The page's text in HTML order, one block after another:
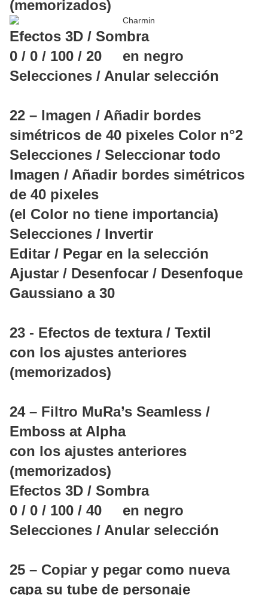
(memorizados)
Efectos 3D / Sombra
0 / 0 / 100 / 20 en negro
Selecciones / Anular selección
22 – Imagen / Añadir bordes
simétricos de 40 pixeles Color n°2
Selecciones / Seleccionar todo
Imagen / Añadir bordes simétricos
de 40 pixeles
(el Color no tiene importancia)
Selecciones / Invertir
Editar / Pegar en la selección
Ajustar / Desenfocar / Desenfoque
Gaussiano a 30
23 - Efectos de textura / Textil
con los ajustes anteriores
(memorizados)
24 – Filtro MuRa’s Seamless /
Emboss at Alpha
con los ajustes anteriores
(memorizados)
Efectos 3D / Sombra
0 / 0 / 100 / 40 en negro
Selecciones / Anular selección
25 – Copiar y pegar como nueva
capa su tube de personaje